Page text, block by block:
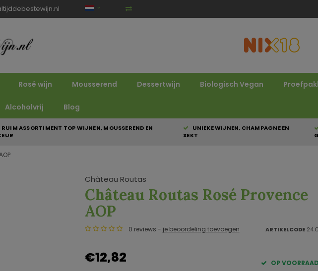
Rosé wijn Mousserend Dessertwijn Biologisch Vegan
Alcoholvrij Blog
RUIM ASSORTIMENT TOP WIJNEN, MOUSSEREND EN
UNIEKE WIJNEN, CHAMPAGNE EN
SEKT
Château Routas
Château Routas Rosé Provence
AOP
0 reviews - je beoordeling toevoegen ARTIKELCODE24.C
€12,82 OP VOORRAAD